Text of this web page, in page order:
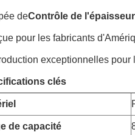
deContrôle de
pour les fabricants
exceptionnelles pour
clés
de capacité